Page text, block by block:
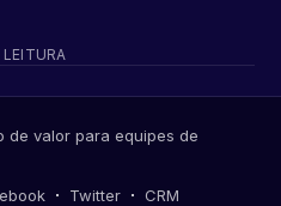
de valor para equipes de
Twitter CRM